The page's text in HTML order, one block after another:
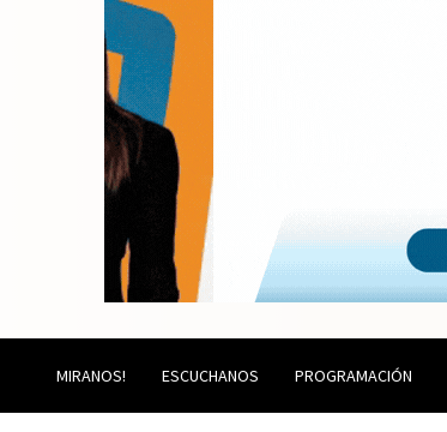
Estación del Siglo
MIRANOS! ESCUCHANOS PROGRAMACIÓN